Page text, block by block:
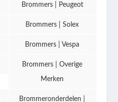
Brommers | Peugeot
Brommers | Solex
Brommers | Vespa
Brommers | Overige
Merken
Brommeronderdelen |